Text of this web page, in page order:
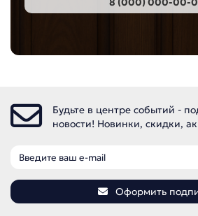
Будьте в центре событий -
новости! Новинки, скидки,
Оформить